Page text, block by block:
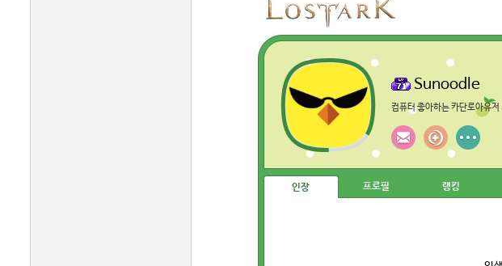
Sunoodle
컴퓨터 좋아하는 카단로아유저
인장 프로필 랭킹